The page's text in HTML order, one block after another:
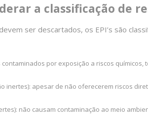
a classificação de
ser descartados, os EPI’s são
por exposição a riscos
inertes): apesar de não oferecerem riscos
não causam contaminação ao meio